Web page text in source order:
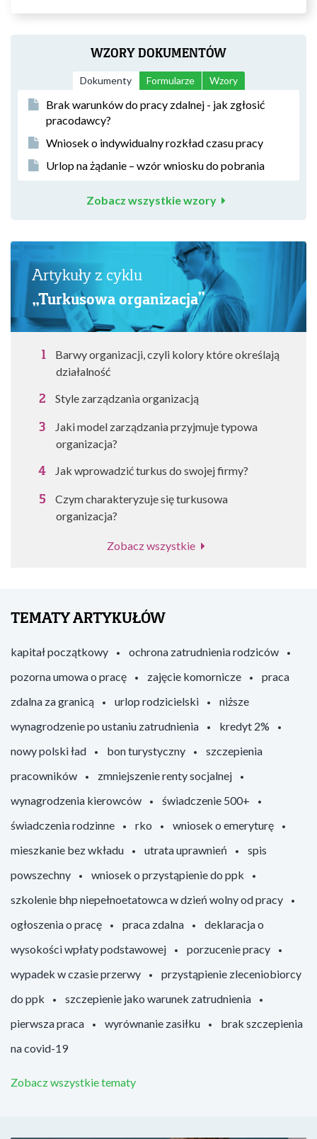
WZORY DOKUMENTÓW
Dokumenty Formularze Wzory
Brak warunków do pracy zdalnej - jak zgłosić
pracodawcy?
Wniosek o indywidualny rozkład czasu pracy
Urlop na żądanie – wzór wniosku do pobrania
Zobacz wszystkie wzory
Artykuły z cyklu
„Turkusowa organizacja”
Barwy organizacji, czyli kolory które określają
działalność
Style zarządzania organizacją
Jaki model zarządzania przyjmuje typowa
organizacja?
Jak wprowadzić turkus do swojej firmy?
Czym charakteryzuje się turkusowa
organizacja?
Zobacz wszystkie
TEMATY ARTYKUŁÓW
kapitał początkowy
ochrona zatrudnienia rodziców
pozorna umowa o pracę
zajęcie komornicze
praca
zdalna za granicą
urlop rodzicielski
niższe
wynagrodzenie po ustaniu zatrudnienia
kredyt 2%
nowy polski ład
bon turystyczny
szczepienia
pracowników
zmniejszenie renty socjalnej
wynagrodzenia kierowców
świadczenie 500+
świadczenia rodzinne
rko
wniosek o emeryturę
mieszkanie bez wkładu
utrata uprawnień
spis
powszechny
wniosek o przystąpienie do ppk
szkolenie bhp niepełnoetatowca w dzień wolny od pracy
ogłoszenia o pracę
praca zdalna
deklaracja o
wysokości wpłaty podstawowej
porzucenie pracy
wypadek w czasie przerwy
przystąpienie zleceniobiorcy
do ppk
szczepienie jako warunek zatrudnienia
pierwsza praca
wyrównanie zasiłku
brak szczepienia
na covid-19
Zobacz wszystkie tematy